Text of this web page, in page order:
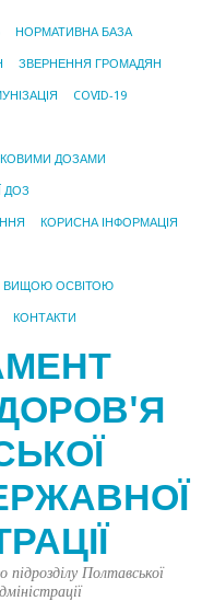
НОРМАТИВНА БАЗА
ЗВЕРНЕННЯ ГРОМАДЯН
COVID-19
ДОЗАМИ
ДОЗ
КОРИСНА ІНФОРМАЦІЯ
ВИЩОЮ ОСВІТОЮ
КОНТАКТИ
Полтавської